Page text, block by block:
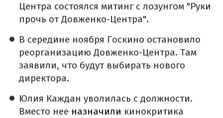
Центра состоялся митинг с лозунгом "Руки
прочь от Довженко-Центра".
В середине ноября Госкино остановило
реорганизацию Довженко-Центра. Там
заявили, что будут выбирать нового
директора.
Юлия Каждан уволилась с должности.
Вместо нее назначили кинокритика